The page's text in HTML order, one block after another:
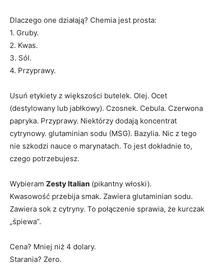
Dlaczego one działają? Chemia jest prosta:
1. Gruby.
2. Kwas.
3. Sól.
4. Przyprawy.
Usuń etykiety z większości butelek. Olej. Ocet
(destylowany lub jabłkowy). Czosnek. Cebula. Czerwona
papryka. Przyprawy. Niektórzy dodają koncentrat
cytrynowy. glutaminian sodu (MSG). Bazylia. Nic z tego
nie szkodzi nauce o marynatach. To jest dokładnie to,
czego potrzebujesz.
Wybieram Zesty Italian (pikantny włoski).
Kwasowość przebija smak. Zawiera glutaminian sodu.
Zawiera sok z cytryny. To połączenie sprawia, że ​​kurczak
„śpiewa”.
Cena? Mniej niż 4 dolary.
Starania? Zero.